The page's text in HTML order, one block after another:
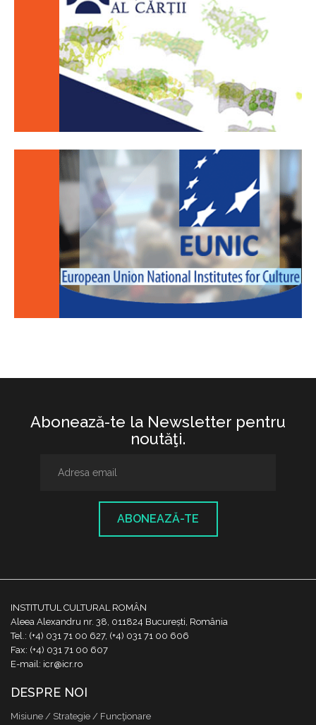
Abonează-te la Newsletter pentru
noutăţi.
ABONEAZĂ-TE
INSTITUTUL CULTURAL ROMÂN
Aleea Alexandru nr. 38, 011824 București, România
Tel.: (+4) 031 71 00 627, (+4) 031 71 00 606
Fax: (+4) 031 71 00 607
E-mail: icr@icr.ro
DESPRE NOI
Misiune / Strategie / Funcţionare